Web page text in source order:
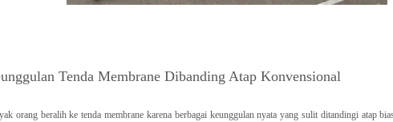
Tenda Membrane Dibanding Atap Konvensional
orang beralih ke tenda membrane karena berbagai keunggulan nyata yang sulit ditandingi atap